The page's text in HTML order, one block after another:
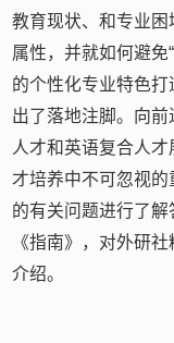
教育现状、和专业
属性，并就如何避免
的个性化专业特色
出了落地注脚。向
人才和英语复合人
才培养中不可忽视
的有关问题进行了
《指南》，对外研
介绍。